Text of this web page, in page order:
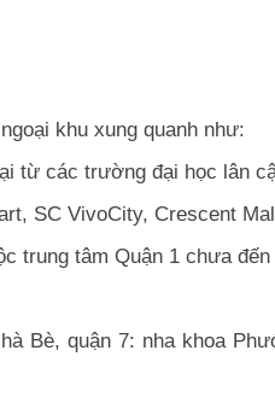
khu xung quanh như:
từ các trường đại học
SC VivoCity, Crescent
trung tâm Quận 1 chưa đến
Bè, quận 7: nha khoa